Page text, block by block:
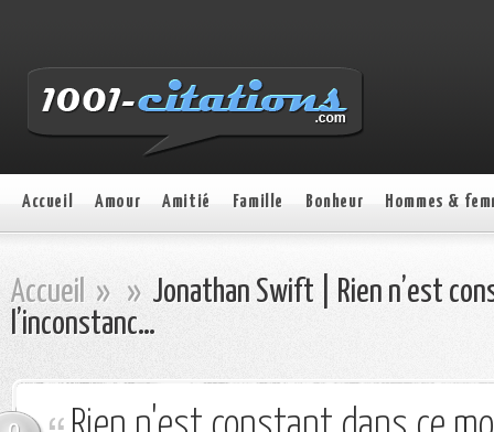
Accueil Amour Amitié Famille Bonheur Hommes &
Accueil » » Jonathan Swift | Rien n’est
l’inconstanc…